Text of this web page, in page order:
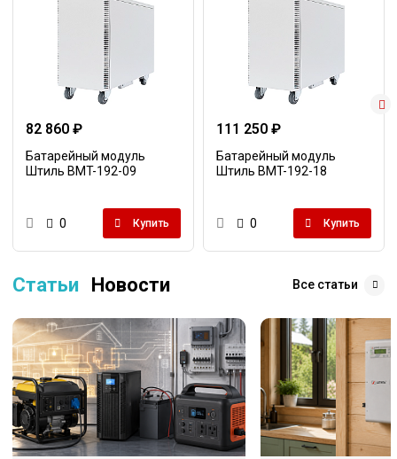
82 860 ₽
Батарейный модуль
Штиль BMT-192-09
0 Купить
111 250 ₽
Батарейный модуль
Штиль BMT-192-18
0 Купить
Статьи Новости Все статьи